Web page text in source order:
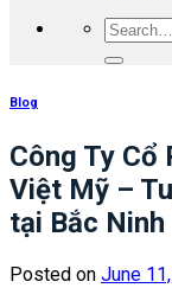
Blog
Công Ty Cổ
Việt Mỹ –
tại Bắc Ninh
Posted on June